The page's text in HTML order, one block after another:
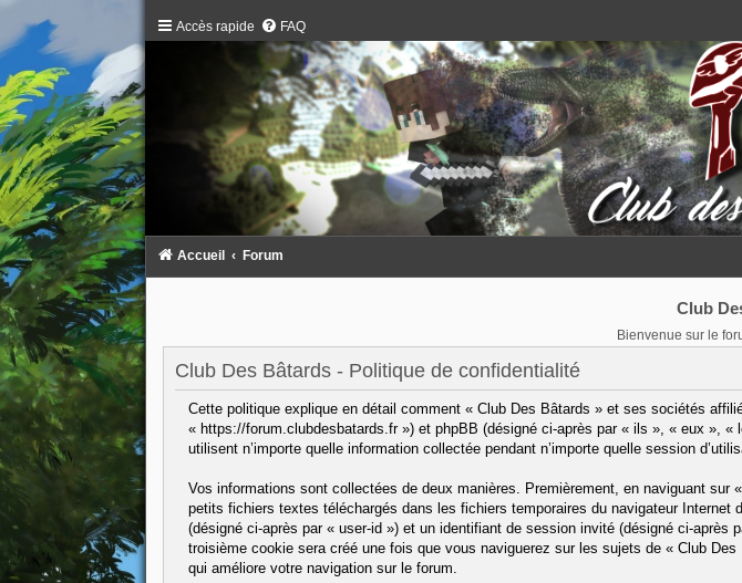
Accès rapide FAQ
Accueil Forum
Club
Bienvenue sur le
Club Des Bâtards - Politique de confidentialité
Cette politique explique en détail comment « Club Des Bâtards » et ses sociétés
« https://forum.clubdesbatards.fr ») et phpBB (désigné ci-après par « ils », « eux »,
utilisent n’importe quelle information collectée pendant n’importe quelle session
Vos informations sont collectées de deux manières. Premièrement, en naviguant
petits fichiers textes téléchargés dans les fichiers temporaires du navigateur Internet
(désigné ci-après par « user-id ») et un identifiant de session invité (désigné ci-
troisième cookie sera créé une fois que vous naviguerez sur les sujets de « Club
qui améliore votre navigation sur le forum.